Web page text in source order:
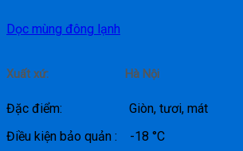
Dọc mùng đông lạnh
Xuất xứ: Hà Nội
Đặc điểm: Giòn, tươi, mát
Điều kiện bảo quản : -18 °C